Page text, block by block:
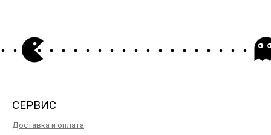
СЕРВИС
Доставка и оплата